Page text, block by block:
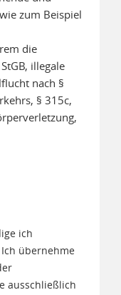
zum Beispiel
die
illegale
nach §
§ 315c,
ich
übernehme
ausschließlich